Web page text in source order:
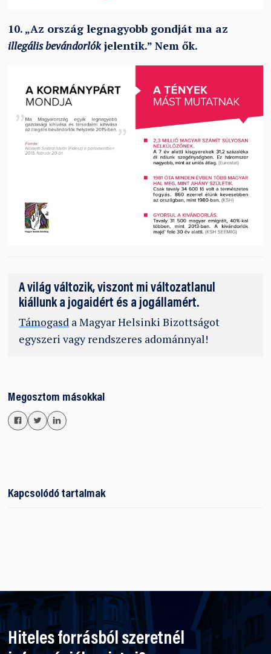
10. „Az ország legnagyobb gondját ma az
illegális bevándorlókjelentik.” Nem ők.
A világ változik, viszont mi változatlanul
kiállunk a jogaidért és a jogállamért.
Támogasd a Magyar Helsinki Bizottságot
egyszeri vagy rendszeres adománnyal!
Megosztom másokkal
Kapcsolódó tartalmak
Hiteles forrásból szeretnél